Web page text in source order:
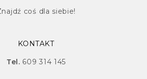
coś dla siebie!
KONTAKT
Tel. 609 314 145